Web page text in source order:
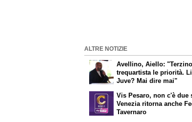
ALTRE NOTIZIE
Avellino, Aiello:
trequartista le priorità.
Juve? Mai dire mai"
Vis Pesaro, non c'è due
Venezia ritorna anche
Tavernaro